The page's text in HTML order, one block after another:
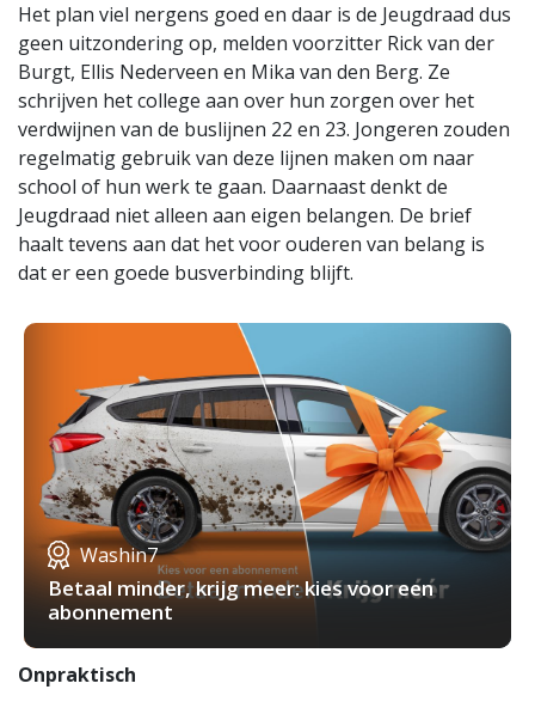
Het plan viel nergens goed en daar is de Jeugdraad dus
geen uitzondering op, melden voorzitter Rick van der
Burgt, Ellis Nederveen en Mika van den Berg. Ze
schrijven het college aan over hun zorgen over het
verdwijnen van de buslijnen 22 en 23. Jongeren zouden
regelmatig gebruik van deze lijnen maken om naar
school of hun werk te gaan. Daarnaast denkt de
Jeugdraad niet alleen aan eigen belangen. De brief
haalt tevens aan dat het voor ouderen van belang is
dat er een goede busverbinding blijft.
Washin7
Betaal minder, krijg meer: kies voor een
abonnement
Onpraktisch